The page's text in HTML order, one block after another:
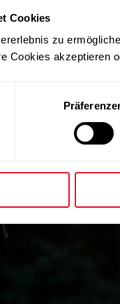
Cookies
zu
Cookies akzeptieren